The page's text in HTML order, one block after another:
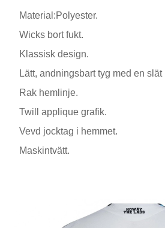
Material:Polyester.
Wicks bort fukt.
Klassisk design.
Lätt, andningsbart tyg med en slät
Rak hemlinje.
Twill applique grafik.
Vevd jocktag i hemmet.
Maskintvätt.